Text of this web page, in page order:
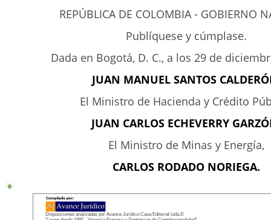
REPÚBLICA DE COLOMBIA - GOBIERNO
Publíquese y cúmplase.
Dada en Bogotá, D. C., a los 29 de
JUAN MANUEL SANTOS
El Ministro de Hacienda y Crédito
JUAN CARLOS ECHEVERRY
El Ministro de Minas y Energía,
CARLOS RODADO NORIEGA.
Disposiciones analizadas por Avance Jurídico Casa Editorial Ltda.©